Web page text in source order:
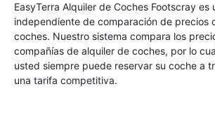
EasyTerra Alquiler de Coches Footscray es
independiente de comparación de precios
coches. Nuestro sistema compara los
compañías de alquiler de coches, por lo
usted siempre puede reservar su coche a
una tarifa competitiva.